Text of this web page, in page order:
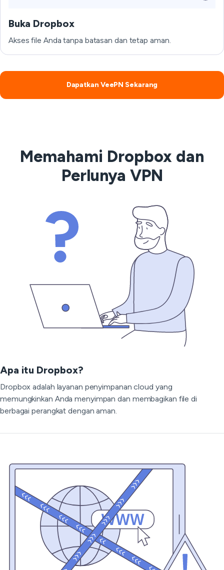
Buka Dropbox
Akses file Anda tanpa batasan dan tetap aman.
Dapatkan VeePN Sekarang
Memahami Dropbox dan
Perlunya VPN
Apa itu Dropbox?
Dropbox adalah layanan penyimpanan cloud yang
memungkinkan Anda menyimpan dan membagikan file di
berbagai perangkat dengan aman.